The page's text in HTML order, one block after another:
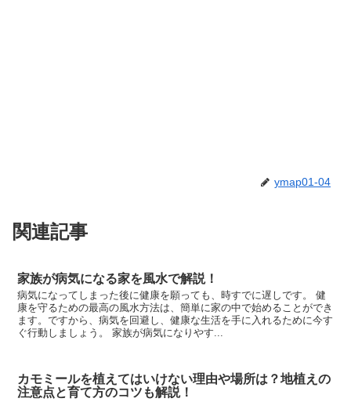
ymap01-04
関連記事
家族が病気になる家を風水で解説！
病気になってしまった後に健康を願っても、時すでに遅しです。 健
康を守るための最高の風水方法は、簡単に家の中で始めることができ
ます。ですから、病気を回避し、健康な生活を手に入れるために今す
ぐ行動しましょう。 家族が病気になりやす...
カモミールを植えてはいけない理由や場所は？地植えの
注意点と育て方のコツも解説！